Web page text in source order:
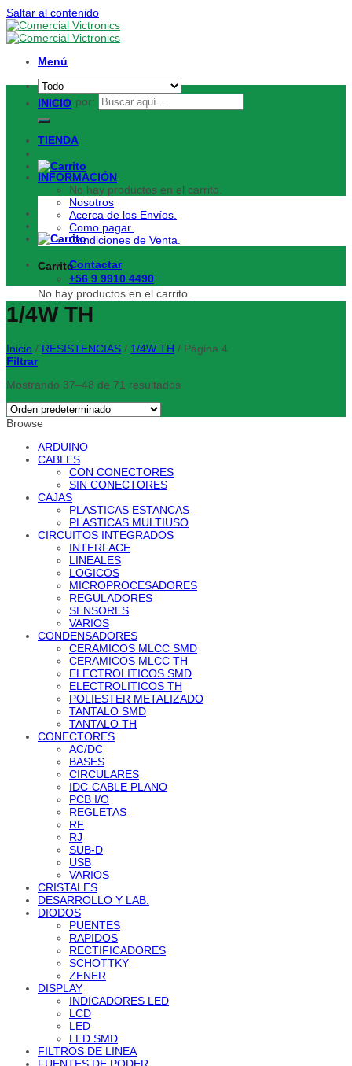
Saltar al contenido
Menú
Buscar por:
No hay productos en el carrito.
Carrito
No hay productos en el carrito.
INICIO
TIENDA
INFORMACIÓN
Nosotros
Acerca de los Envíos.
Como pagar.
Condiciones de Venta.
Contactar
+56 9 9910 4490
1/4W TH
Inicio / RESISTENCIAS / 1/4W TH / Página 4
Filtrar
Mostrando 37–48 de 71 resultados
Browse
ARDUINO
CABLES
CON CONECTORES
SIN CONECTORES
CAJAS
PLASTICAS ESTANCAS
PLASTICAS MULTIUSO
CIRCUITOS INTEGRADOS
INTERFACE
LINEALES
LOGICOS
MICROPROCESADORES
REGULADORES
SENSORES
VARIOS
CONDENSADORES
CERAMICOS MLCC SMD
CERAMICOS MLCC TH
ELECTROLITICOS SMD
ELECTROLITICOS TH
POLIESTER METALIZADO
TANTALO SMD
TANTALO TH
CONECTORES
AC/DC
BASES
CIRCULARES
IDC-CABLE PLANO
PCB I/O
REGLETAS
RF
RJ
SUB-D
USB
VARIOS
CRISTALES
DESARROLLO Y LAB.
DIODOS
PUENTES
RAPIDOS
RECTIFICADORES
SCHOTTKY
ZENER
DISPLAY
INDICADORES LED
LCD
LED
LED SMD
FILTROS DE LINEA